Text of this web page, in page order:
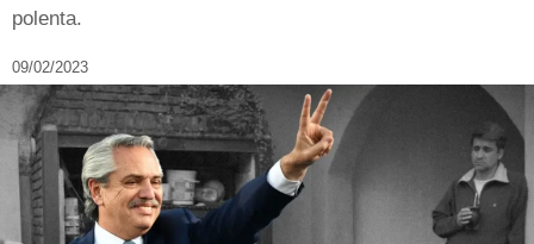
polenta.
09/02/2023